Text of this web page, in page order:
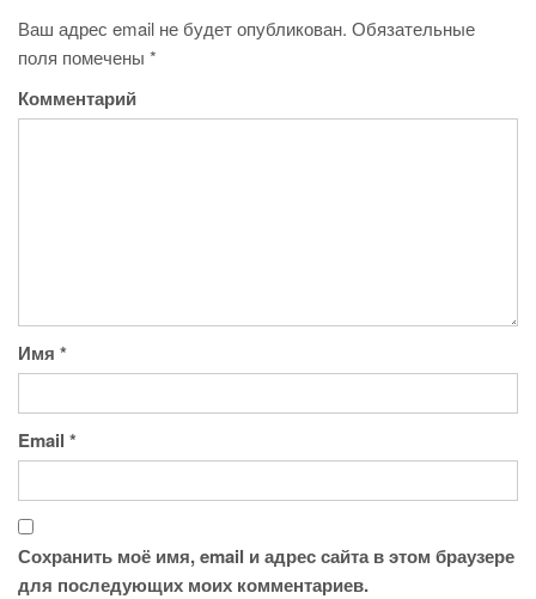
Ваш адрес email не будет опубликован. Обязательные
поля помечены *
Комментарий
Имя *
Email *
Сохранить моё имя, email и адрес сайта в этом браузере
для последующих моих комментариев.